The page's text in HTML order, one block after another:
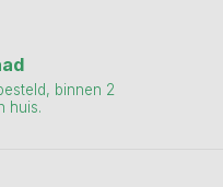
binnen 2
huis.